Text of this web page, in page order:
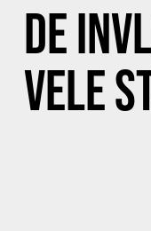
DE
VELE